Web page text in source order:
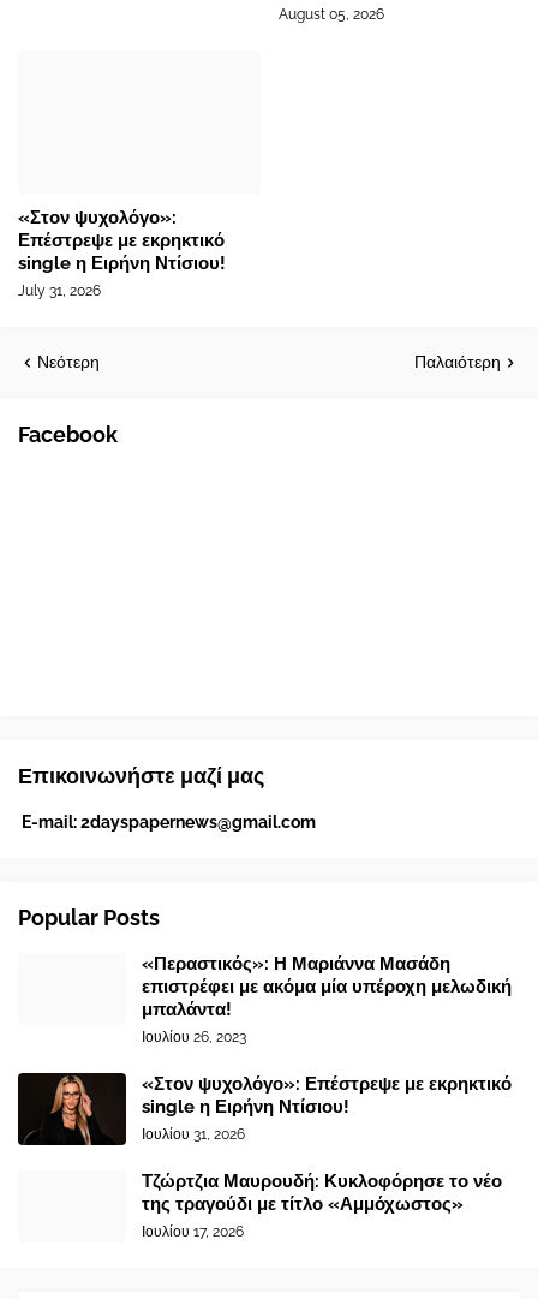
August 05, 2026
«Στον ψυχολόγο»:
Επέστρεψε με εκρηκτικό
single η Ειρήνη Ντίσιου!
July 31, 2026
Νεότερη Παλαιότερη
Facebook
Επικοινωνήστε μαζί μας
E-mail:2dayspapernews@gmail.com
Popular Posts
«Περαστικός»: Η Μαριάννα Μασάδη
επιστρέφει με ακόμα μία υπέροχη μελωδική
μπαλάντα!
Ιουλίου 26, 2023
«Στον ψυχολόγο»: Επέστρεψε με εκρηκτικό
single η Ειρήνη Ντίσιου!
Ιουλίου 31, 2026
Τζώρτζια Μαυρουδή: Κυκλοφόρησε το νέο
της τραγούδι με τίτλο «Αμμόχωστος»
Ιουλίου 17, 2026